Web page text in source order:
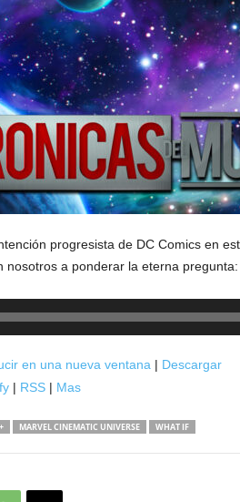
progresista de DC Comics en
nosotros a ponderar la eterna pregunta:
en una nueva ventana| Descargar
| RSS| Mas
MARVEL CINEMATIC UNIVERSE WHAT IF